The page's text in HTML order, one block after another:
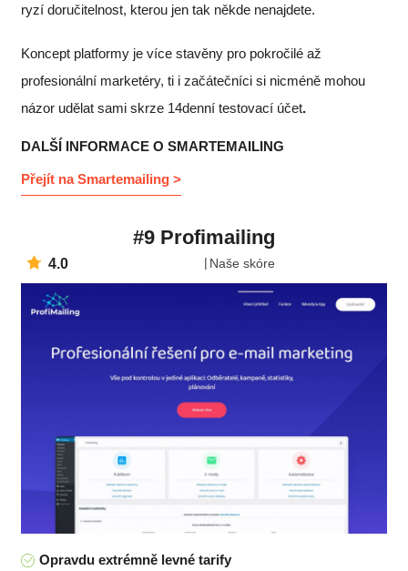
ryzí doručitelnost, kterou jen tak někde nenajdete.
Koncept platformy je více stavěny pro pokročilé až
profesionální marketéry, ti i začátečníci si nicméně mohou
názor udělat sami skrze 14denní testovací účet.
DALŠÍ INFORMACE O SMARTEMAILING
Přejít na Smartemailing >
#9 Profimailing
4.0 Naše skóre
Opravdu extrémně levné tarify